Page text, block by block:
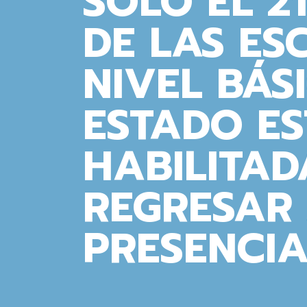
DE LAS
NIVEL
ESTADO